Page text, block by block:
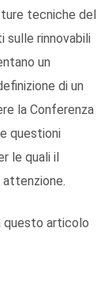
tecniche del
sulle rinnovabili
un
di un
la Conferenza
questioni
le quali il
attenzione.
questo articolo